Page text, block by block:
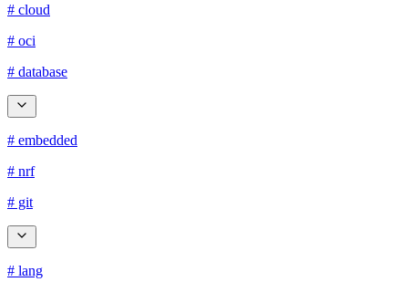
# cloud
# oci
# database
# embedded
# nrf
# git
# lang